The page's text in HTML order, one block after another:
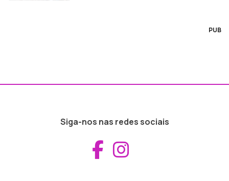
PUB
Siga-nos nas redes sociais
Aceder ao